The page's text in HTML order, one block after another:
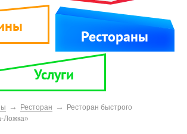
Рестораны
Услуги
→ Ресторан →
Ресторан быстрого
Ложка»